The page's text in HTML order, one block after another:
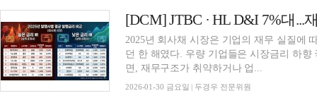
2025년 회사채 시장은 기업의 재무 실질에
던 한 해였다. 우량 기업들은 시장금리 하
면, 재무구조가 취약하거나 업...
2026-01-30 금요일 | 두경우 전문위원